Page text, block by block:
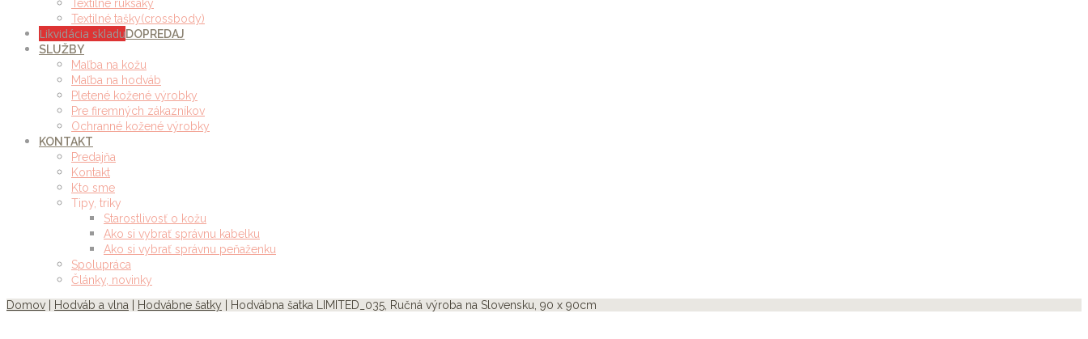
Textilné ruksaky
Textilné tašky(crossbody)
Likvidácia skladuDOPREDAJ
SLUŽBY
Maľba na kožu
Maľba na hodváb
Pletené kožené výrobky
Pre firemných zákazníkov
Ochranné kožené výrobky
KONTAKT
Predajňa
Kontakt
Kto sme
Tipy, triky
Starostlivosť o kožu
Ako si vybrať správnu kabelku
Ako si vybrať správnu peňaženku
Spolupráca
Články, novinky
Domov
Hodváb a vlna Hodvábne šatky | Hodvábna šatka LIMITED_035, Ručná výroba na Slovensku, 90 x 90cm